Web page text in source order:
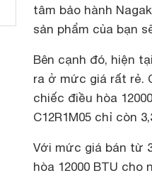
tâm bảo hành
sản phẩm của bạn
Bên cạnh đó, hiện
ra ở mức giá rất rẻ.
chiếc điều hòa
C12R1M05 chỉ còn
Với mức giá bán từ
hòa 12000 BTU